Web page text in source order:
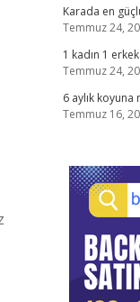
Karada en
Temmuz 24,
1 kadın 1 erkek
Temmuz 24,
6 aylık koyuna
Temmuz 16,